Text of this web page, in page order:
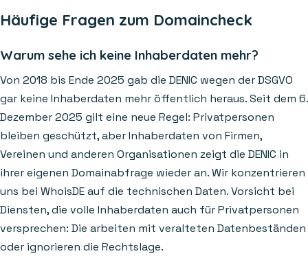
Häufige Fragen zum Domaincheck
Warum sehe ich keine Inhaberdaten mehr?
Von 2018 bis Ende 2025 gab die DENIC wegen der DSGVO
gar keine Inhaberdaten mehr öffentlich heraus. Seit dem 6.
Dezember 2025 gilt eine neue Regel: Privatpersonen
bleiben geschützt, aber Inhaberdaten von Firmen,
Vereinen und anderen Organisationen zeigt die DENIC in
ihrer eigenen Domainabfrage wieder an. Wir konzentrieren
uns bei WhoisDE auf die technischen Daten. Vorsicht bei
Diensten, die volle Inhaberdaten auch für Privatpersonen
versprechen: Die arbeiten mit veralteten Datenbeständen
oder ignorieren die Rechtslage.